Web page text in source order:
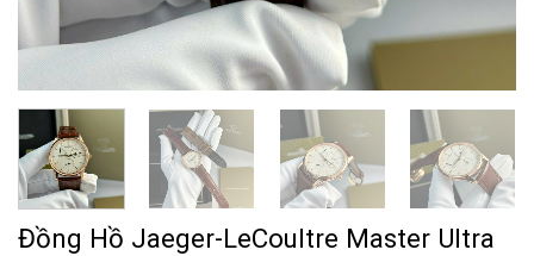
Đồng Hồ Jaeger-LeCoultre Master Ultra